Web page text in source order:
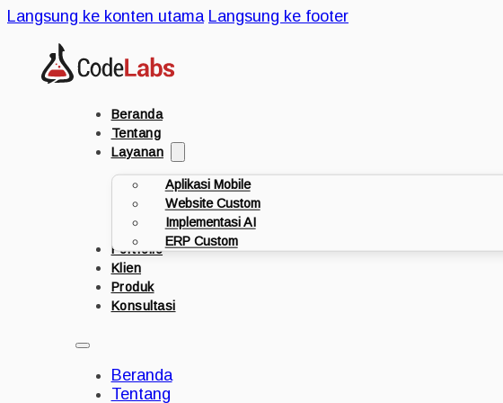
Langsung ke konten utama Langsung ke footer
Beranda
Tentang
Layanan
Aplikasi Mobile
Website Custom
Implementasi AI
ERP Custom
Portfolio
Klien
Produk
Konsultasi
Beranda
Tentang